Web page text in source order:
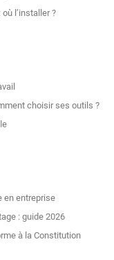
l’installer ?
choisir ses outils ?
en entreprise
: guide 2026
à la Constitution